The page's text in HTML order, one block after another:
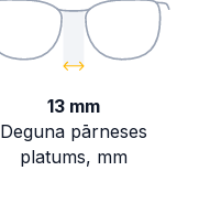
13 mm
Deguna pārneses
platums, mm